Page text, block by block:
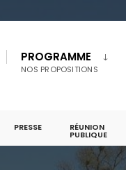
PROGRAMME
NOS PROPOSITIONS
PRESSE RÉUNION
PUBLIQUE